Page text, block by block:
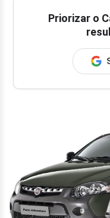
Priorizar o